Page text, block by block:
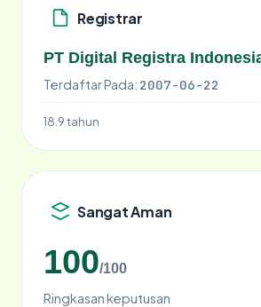
Registrar
PT Digital Registra
Terdaftar Pada: 2007-06-22
18.9 tahun
Sangat Aman
100/100
Ringkasan keputusan